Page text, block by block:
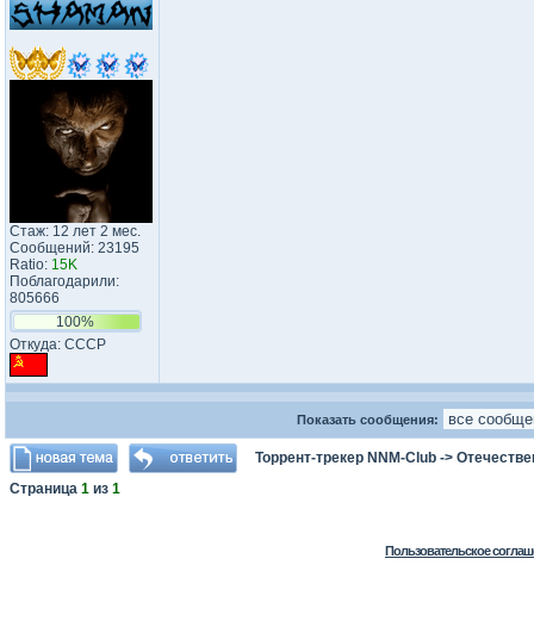
Стаж: 12 лет 2 мес.
Сообщений: 23195
Ratio: 15K
Поблагодарили:
805666
100%
Откуда: CCCP
Показать сообщения:
Торрент-трекер NNM-Club ->
Страница 1 из 1
Пользовательское